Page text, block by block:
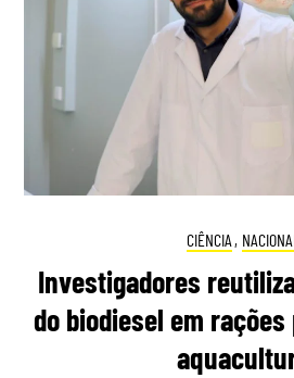
CIÊNCIA ,
Investigadores
do biodiesel em